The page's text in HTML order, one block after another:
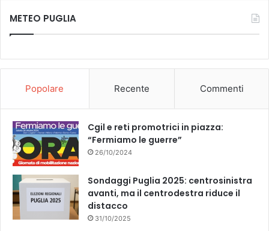
METEO PUGLIA
Popolare Recente Commenti
Cgil e reti promotrici in piazza:
“Fermiamo le guerre”
26/10/2024
Sondaggi Puglia 2025: centrosinistra
avanti, ma il centrodestra riduce il
distacco
31/10/2025